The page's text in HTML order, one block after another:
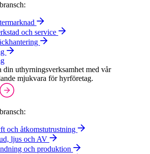
och service
din uthyrningsverksamhet med vår
mjukvara för hyrföretag.
och åtkomstutrustning
ljus och AV
och produktion